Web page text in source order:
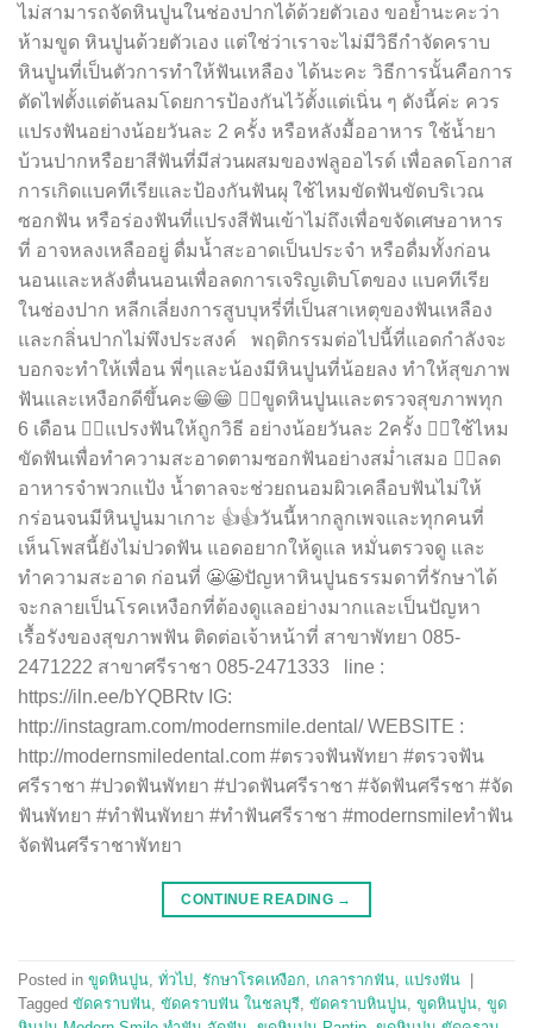
ไม่สามารถจัดหินปูนในช่องปากได้ด้วยตัวเอง ขอย้ำนะคะว่า
ห้ามขูด หินปูนด้วยตัวเอง แต่ใช่ว่าเราจะไม่มีวิธีกำจัดคราบ
หินปูนที่เป็นตัวการทำให้ฟันเหลือง ได้นะคะ วิธีการนั้นคือการ
ตัดไฟตั้งแต่ต้นลมโดยการป้องกันไว้ตั้งแต่เนิ่น ๆ ดังนี้ค่ะ ควร
แปรงฟันอย่างน้อยวันละ 2 ครั้ง หรือหลังมื้ออาหาร ใช้น้ำยา
บ้วนปากหรือยาสีฟันที่มีส่วนผสมของฟลูออไรด์ เพื่อลดโอกาส
การเกิดแบคทีเรียและป้องกันฟันผุ ใช้ไหมขัดฟันขัดบริเวณ
ซอกฟัน หรือร่องฟันที่แปรงสีฟันเข้าไม่ถึงเพื่อขจัดเศษอาหาร
ที่ อาจหลงเหลืออยู่ ดื่มน้ำสะอาดเป็นประจำ หรือดื่มทั้งก่อน
นอนและหลังตื่นนอนเพื่อลดการเจริญเติบโตของ แบคทีเรีย
ในช่องปาก หลีกเลี่ยงการสูบบุหรี่ที่เป็นสาเหตุของฟันเหลือง
และกลิ่นปากไม่พึงประสงค์ พฤติกรรมต่อไปนี้ที่แอดกำลังจะ
บอกจะทำให้เพื่อน พี่ๆและน้องมีหินปูนที่น้อยลง ทำให้สุขภาพ
ฟันและเหงือกดีขึ้นคะ😁😁 👉🏽ขูดหินปูนและตรวจสุขภาพทุก
6 เดือน 👉🏽แปรงฟันให้ถูกวิธี อย่างน้อยวันละ 2ครั้ง 👉🏽ใช้ไหม
ขัดฟันเพื่อทำความสะอาดตามซอกฟันอย่างสม่ำเสมอ 👉🏽ลด
อาหารจำพวกแป้ง น้ำตาลจะช่วยถนอมผิวเคลือบฟันไม่ให้
กร่อนจนมีหินปูนมาเกาะ 👍👍วันนี้หากลูกเพจและทุกคนที่
เห็นโพสนี้ยังไม่ปวดฟัน แอดอยากให้ดูแล หมั่นตรวจดู และ
ทำความสะอาด ก่อนที่ 😬😬ปัญหาหินปูนธรรมดาที่รักษาได้
จะกลายเป็นโรคเหงือกที่ต้องดูแลอย่างมากและเป็นปัญหา
เรื้อรังของสุขภาพฟัน ติดต่อเจ้าหน้าที่ สาขาพัทยา 085-
2471222 สาขาศรีราชา 085-2471333 line :
https://iln.ee/bYQBRtv IG:
http://instagram.com/modernsmile.dental/ WEBSITE :
http://modernsmiledental.com #ตรวจฟันพัทยา #ตรวจฟัน
ศรีราชา #ปวดฟันพัทยา #ปวดฟันศรีราชา #จัดฟันศรีรชา #จัด
ฟันพัทยา #ทำฟันพัทยา #ทำฟันศรีราชา #modernsmileทำฟัน
จัดฟันศรีราชาพัทยา
CONTINUE READING →
Posted in ขูดหินปูน ทั่วไป รักษาโรคเหงือก เกลารากฟัน แปรงฟัน
Tagged ขัดคราบฟัน ขัดคราบฟัน ในชลบุรี ขัดคราบหินปูน ขูดหินปูน ขูด